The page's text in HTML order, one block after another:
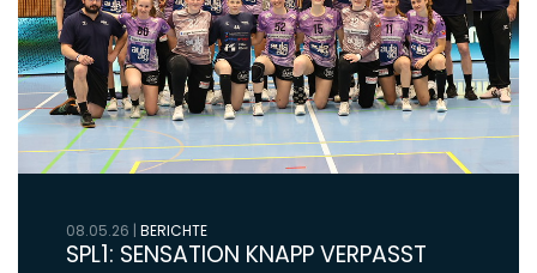
08.05.26 | BERICHTE
SPL1: SENSATION KNAPP VERPASST